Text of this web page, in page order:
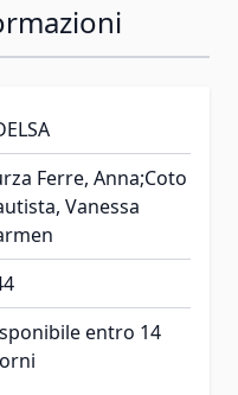
Ferre, Anna;Coto
Vanessa
entro 14